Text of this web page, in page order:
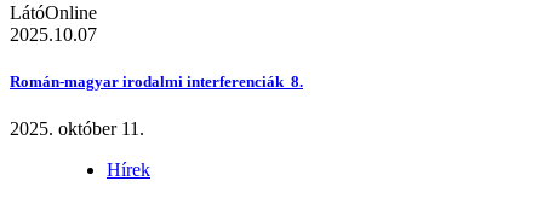
LátóOnline
2025.10.07
Román-magyar irodalmi interferenciák 8.
2025. október 11.
Hírek